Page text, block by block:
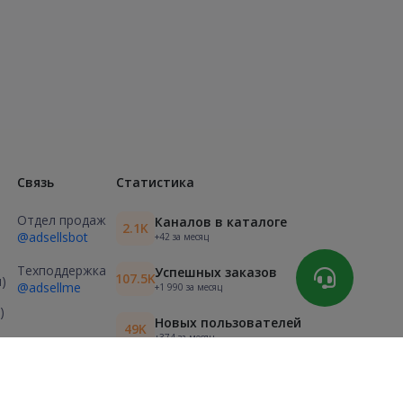
Связь
Отдел продаж
@adsellsbot
Техподдержка
@adsellme
Статистика
2.1K Каналов в каталоге
+42 за месяц
107.5KУспешных заказов
+1 990 за месяц
49K Новых пользователей
+374 за месяц